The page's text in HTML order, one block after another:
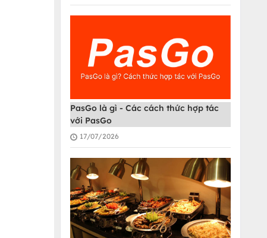
PasGo là gì - Các cách thức hợp tác
với PasGo
17/07/2026